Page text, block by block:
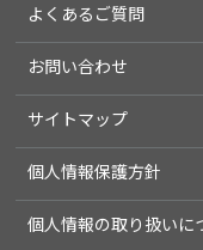
よくあるご質問
お問い合わせ
サイトマップ
個人情報保護方針
個人情報の取り扱いに